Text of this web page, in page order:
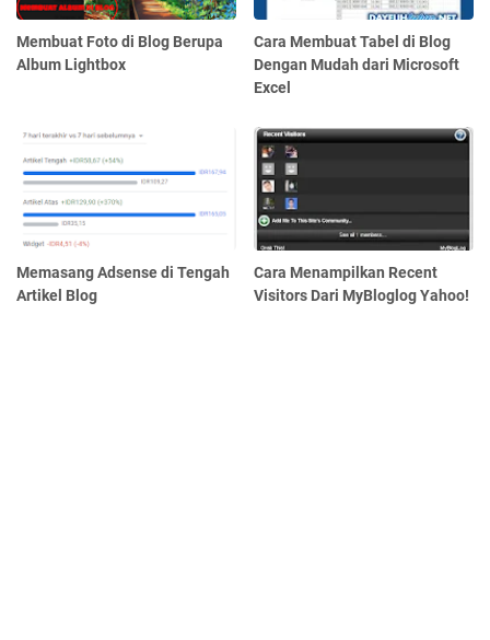
Membuat Foto di Blog Berupa
Album Lightbox
Cara Membuat Tabel di Blog
Dengan Mudah dari Microsoft
Excel
Memasang Adsense di Tengah
Artikel Blog
Cara Menampilkan Recent
Visitors Dari MyBloglog Yahoo!